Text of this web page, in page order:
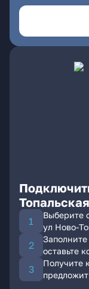
Выберите
ул Ново-
оставьте
Получите